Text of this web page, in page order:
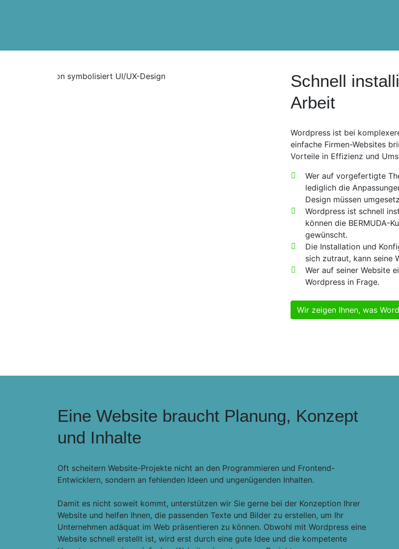
Schnell
Arbeit
Wordpress ist bei
einfache Firmen-Websites
Vorteile in Effizienz und
Wer auf vorgefertigte
lediglich die
Design müssen
Wordpress ist schnell
können die BERMUDA-
gewünscht.
Die Installation und
sich zutraut, kann seine
Wer auf seiner Website
Wordpress in Frage.
Wir zeigen Ihnen, was
Eine Website braucht Planung, Konzept
und Inhalte
Oft scheitern Website-Projekte nicht an den Programmieren und Frontend-
Entwicklern, sondern an fehlenden Ideen und ungenügenden Inhalten.
Damit es nicht soweit kommt, unterstützen wir Sie gerne bei der Konzeption Ihrer
Website und helfen Ihnen, die passenden Texte und Bilder zu erstellen, um Ihr
Unternehmen adäquat im Web präsentieren zu können. Obwohl mit Wordpress eine
Website schnell erstellt ist, wird erst durch eine gute Idee und die kompetente